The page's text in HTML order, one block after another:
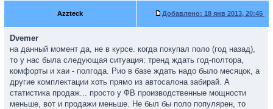
Azzteck Добавлено: 18 янв 2013, 20:45
Dvemer
на данный момент да, не в курсе. когда покупал поло (год назад),
то у нас была следующая ситуация: тренд ждать год-полтора,
комфорты и хаи - полгода. Рио в базе ждать надо было месяцок, а
другие комплектации хоть прямо из автосалона забирай. А
статистика продаж... просто у ФВ производственные мощности
меньше, вот и продажи меньше. Не был бы поло популярен, то